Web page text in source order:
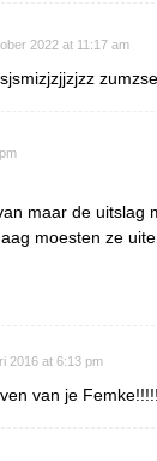
2022 at 11:17 am
maar de uitslag
moesten ze
2016 at 6:13 pm
van je